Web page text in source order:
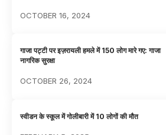
OCTOBER 16, 2024
गाजा पट्टी पर इज़रायली हमले में 150 लोग मारे गए: गाजा
नागरिक सुरक्षा
OCTOBER 26, 2024
स्वीडन के स्कूल में गोलीबारी में 10 लोगों की मौत